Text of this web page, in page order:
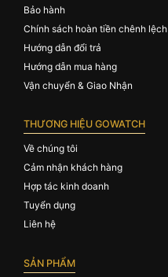
Bảo hành
Chính sách hoàn tiền chênh lệch
Hướng dẫn đổi trả
Hướng dẫn mua hàng
Vận chuyển & Giao Nhận
THƯƠNG HIỆU GOWATCH
Về chúng tôi
Cảm nhận khách hàng
Hợp tác kinh doanh
Tuyển dụng
Liên hệ
SẢN PHẨM